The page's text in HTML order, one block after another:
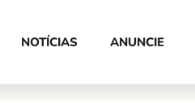
NOTÍCIAS ANUNCIE